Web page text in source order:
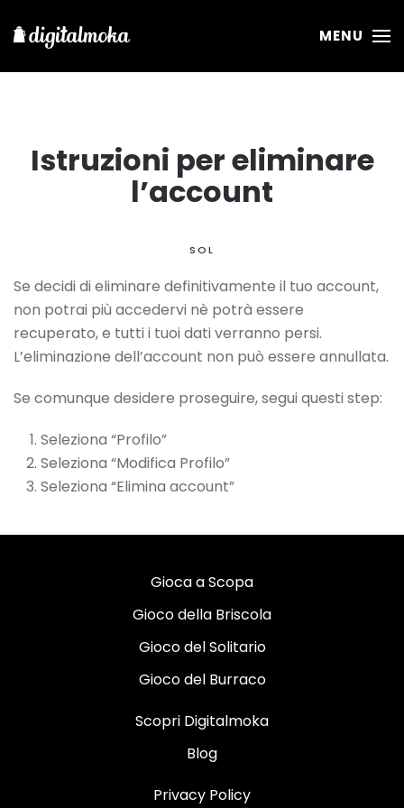
MENU
Istruzioni per eliminare
l’account
SOL
Se decidi di eliminare definitivamente il tuo account,
non potrai più accedervi nè potrà essere
recuperato, e tutti i tuoi dati verranno persi.
L’eliminazione dell’account non può essere annullata.
Se comunque desidere proseguire, segui questi step:
Seleziona “Profilo”
Seleziona “Modifica Profilo”
Seleziona “Elimina account”
Gioca a Scopa
Gioco della Briscola
Gioco del Solitario
Gioco del Burraco
Scopri Digitalmoka
Blog
Privacy Policy